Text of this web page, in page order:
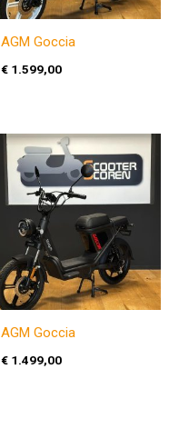
AGM Goccia
€ 1.599,00
AGM Goccia
€ 1.499,00